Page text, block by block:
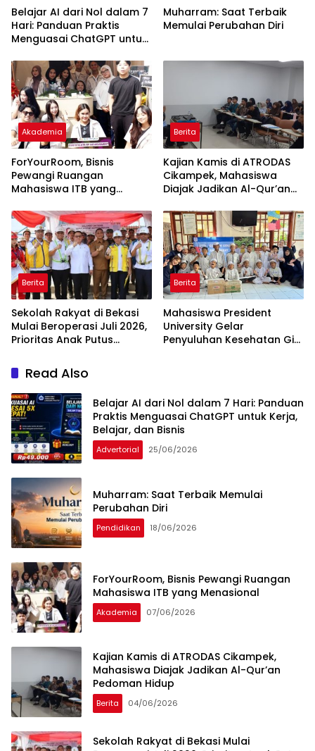
Belajar AI dari Nol dalam 7
Hari: Panduan Praktis
Menguasai ChatGPT untuk
Muharram: Saat Terbaik
Memulai Perubahan Diri
Akademia
ForYourRoom, Bisnis
Pewangi Ruangan
Mahasiswa ITB yang
Berita
Kajian Kamis di ATRODAS
Cikampek, Mahasiswa
Diajak Jadikan Al-Qur’an
Berita
Sekolah Rakyat di Bekasi
Mulai Beroperasi Juli 2026,
Prioritas Anak Putus
Berita
Mahasiswa President
University Gelar
Penyuluhan Kesehatan Gigi
Read Also
Belajar AI dari Nol dalam 7 Hari: Panduan
Praktis Menguasai ChatGPT untuk Kerja,
Belajar, dan Bisnis
Advertorial 25/06/2026
Muharram: Saat Terbaik Memulai
Perubahan Diri
Pendidikan 18/06/2026
ForYourRoom, Bisnis Pewangi Ruangan
Mahasiswa ITB yang Menasional
Akademia 07/06/2026
Kajian Kamis di ATRODAS Cikampek,
Mahasiswa Diajak Jadikan Al-Qur’an
Pedoman Hidup
Berita 04/06/2026
Sekolah Rakyat di Bekasi Mulai